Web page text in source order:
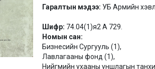
Гаралтын мэдээ: УБ Армийн
Шифр: 74.04(1)я2 А 729.
Номын сан:
Бизнесийн Сургууль (1),
Лавлагааны фонд (1),
Нийгмийн ухааны уншлагын